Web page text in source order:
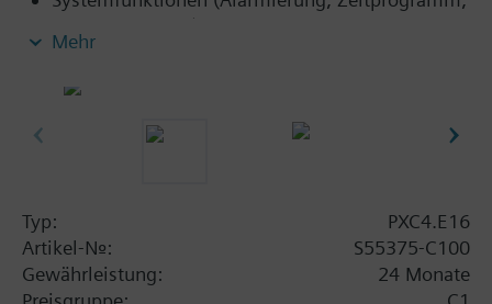
Trendfunktionen)
Frei programmierbar (angelehnt an den CEN-
verbunden werden.
Direkter Anschluss von I/O-Modulen TXM. Bis zu
4 TXM-Module (typenabhängig) können direkt
gespiesen werden. Die maximale Anzahl von
Ein-/Ausgängen (onboard und TXM) ist 40.
Mehr
Typ:
PXC4.E16
Artikel-Nr.:
S55375-C100
Gewährleistung:
24 Monate